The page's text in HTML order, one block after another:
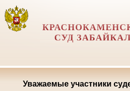
СУД
Уважаемые участники